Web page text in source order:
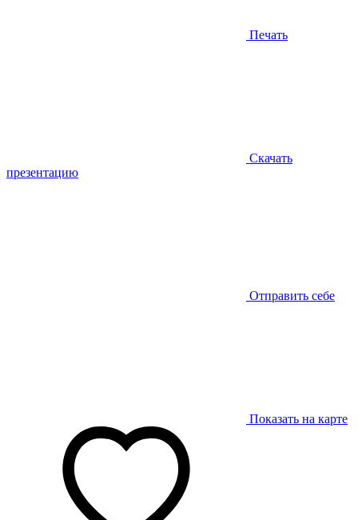
Печать
Скачать
презентацию
Отправить себе
Показать на карте